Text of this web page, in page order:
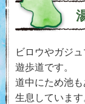
ビロウやガジ
遊歩道です。
道中にため池
生息しています